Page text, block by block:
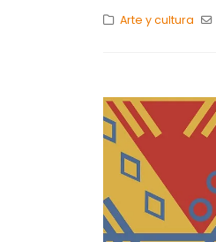
Arte y cultura